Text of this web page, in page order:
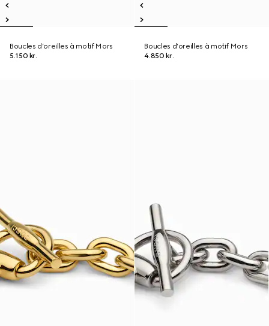
Boucles d’oreilles à motif Mors
5.150 kr.
Boucles d’oreilles à motif Mors
4.850 kr.